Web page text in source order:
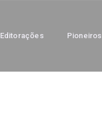
Editorações Pioneiros